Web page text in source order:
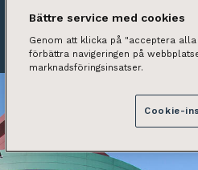
Bättre service med cookies
Genom att klicka på "acceptera
förbättra navigeringen på
marknadsföringsinsatser.
Cookie-